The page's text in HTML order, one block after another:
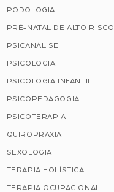
PODOLOGIA
PRÉ-NATAL DE ALTO RISCO
PSICANÁLISE
PSICOLOGIA
PSICOLOGIA INFANTIL
PSICOPEDAGOGIA
PSICOTERAPIA
QUIROPRAXIA
SEXOLOGIA
TERAPIA HOLÍSTICA
TERAPIA OCUPACIONAL